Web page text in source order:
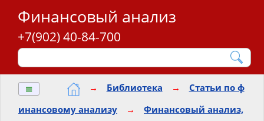
Финансовый анализ
+7(902) 40-84-700
≡ → Библиотека →
Статьи по ф
инансовому анализу
→
Финансовый анализ,